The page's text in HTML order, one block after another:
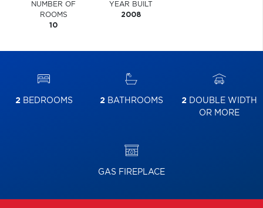
NUMBER OF
ROOMS
10
YEAR BUILT
2008
2BEDROOMS 2BATHROOMS 2DOUBLE WIDTH
OR MORE
GAS FIREPLACE